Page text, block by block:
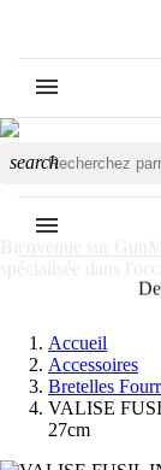
search
Accueil
Accessoires
Bretelles
VALISE
27cm